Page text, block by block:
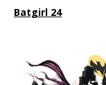
Batgirl 24